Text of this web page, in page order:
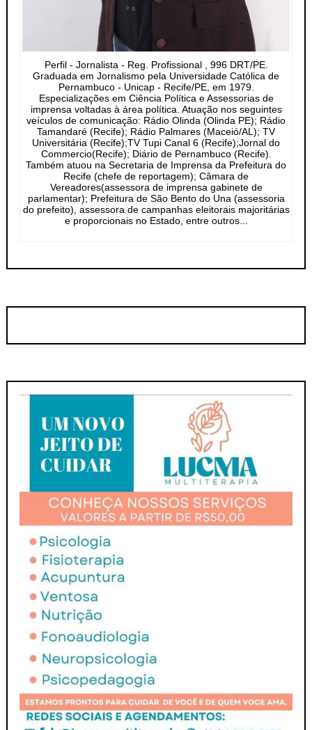
Perfil - Jornalista - Reg. Profissional , 996 DRT/PE.
Graduada em Jornalismo pela Universidade Católica de
Pernambuco - Unicap - Recife/PE, em 1979.
Especializações em Ciência Política e Assessorias de
imprensa voltadas à área política. Atuação nos seguintes
veículos de comunicação: Rádio Olinda (Olinda PE); Rádio
Tamandaré (Recife); Rádio Palmares (Maceió/AL); TV
Universitária (Recife);TV Tupi Canal 6 (Recife);Jornal do
Commercio(Recife); Diário de Pernambuco (Recife).
Também atuou na Secretaria de Imprensa da Prefeitura do
Recife (chefe de reportagem); Câmara de
Vereadores(assessora de imprensa gabinete de
parlamentar); Prefeitura de São Bento do Una (assessoria
do prefeito), assessora de campanhas eleitorais majoritárias
e proporcionais no Estado, entre outros...